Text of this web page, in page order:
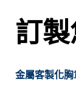
訂
金屬客製化